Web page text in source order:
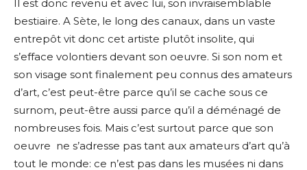
Il est donc revenu et avec lui, son invraisemblable
bestiaire. A Sète, le long des canaux, dans un vaste
entrepôt vit donc cet artiste plutôt insolite, qui
s’efface volontiers devant son oeuvre. Si son nom et
son visage sont finalement peu connus des amateurs
d’art, c’est peut-être parce qu’il se cache sous ce
surnom, peut-être aussi parce qu’il a déménagé de
nombreuses fois. Mais c’est surtout parce que son
oeuvre ne s’adresse pas tant aux amateurs d’art qu’à
tout le monde: ce n’est pas dans les musées ni dans